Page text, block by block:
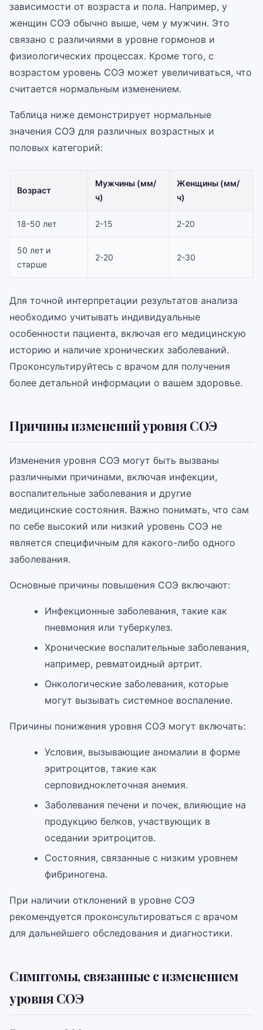
зависимости от возраста и пола. Например, у
женщин СОЭ обычно выше, чем у мужчин. Это
связано с различиями в уровне гормонов и
физиологических процессах. Кроме того, с
возрастом уровень СОЭ может увеличиваться, что
считается нормальным изменением.
Таблица ниже демонстрирует нормальные
значения СОЭ для различных возрастных и
половых категорий:
Возраст
Мужчины (мм/
ч)
Женщины (мм/
ч)
18-50 лет 2-15 2-20
50 лет и
старше
2-20 2-30
Для точной интерпретации результатов анализа
необходимо учитывать индивидуальные
особенности пациента, включая его медицинскую
историю и наличие хронических заболеваний.
Проконсультируйтесь с врачом для получения
более детальной информации о вашем здоровье.
Причины изменений уровня СОЭ
Изменения уровня СОЭ могут быть вызваны
различными причинами, включая инфекции,
воспалительные заболевания и другие
медицинские состояния. Важно понимать, что сам
по себе высокий или низкий уровень СОЭ не
является специфичным для какого-либо одного
заболевания.
Основные причины повышения СОЭ включают:
Инфекционные заболевания, такие как
пневмония или туберкулез.
Хронические воспалительные заболевания,
например, ревматоидный артрит.
Онкологические заболевания, которые
могут вызывать системное воспаление.
Причины понижения уровня СОЭ могут включать:
Условия, вызывающие аномалии в форме
эритроцитов, такие как
серповидноклеточная анемия.
Заболевания печени и почек, влияющие на
продукцию белков, участвующих в
оседании эритроцитов.
Состояния, связанные с низким уровнем
фибриногена.
При наличии отклонений в уровне СОЭ
рекомендуется проконсультироваться с врачом
для дальнейшего обследования и диагностики.
Симптомы, связанные с изменением
уровня СОЭ